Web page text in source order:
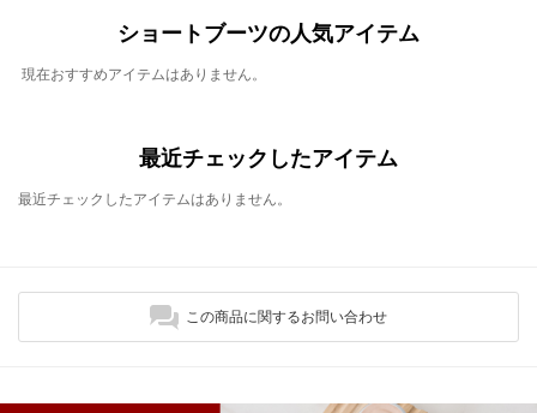
ショートブーツの人気アイテム
現在おすすめアイテムはありません。
最近チェックしたアイテム
最近チェックしたアイテムはありません。
この商品に関するお問い合わせ